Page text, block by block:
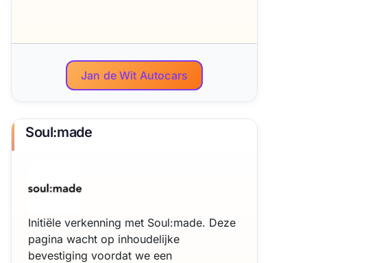
Jan de Wit Autocars
Soul:made
Initiële verkenning met Soul:made. Deze
pagina wacht op inhoudelijke
bevestiging voordat we een